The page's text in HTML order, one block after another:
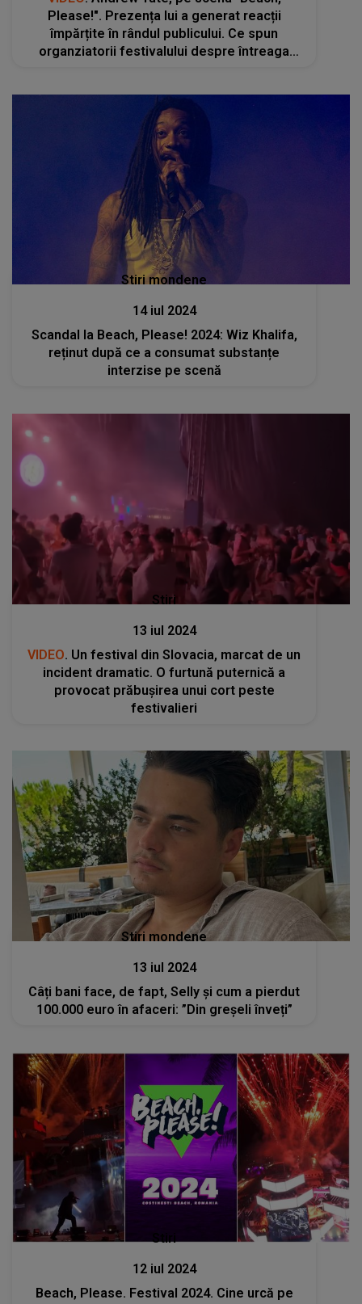
Please!". Prezența lui a generat reacții
împărțite în rândul publicului. Ce spun
organziatorii festivalului despre întreaga
Stiri mondene
14 iul 2024
Scandal la Beach, Please! 2024: Wiz Khalifa,
reținut după ce a consumat substanțe
interzise pe scenă
Stiri
13 iul 2024
VIDEO. Un festival din Slovacia, marcat de un
incident dramatic. O furtună puternică a
provocat prăbușirea unui cort peste
festivalieri
Stiri mondene
13 iul 2024
Câți bani face, de fapt, Selly și cum a pierdut
100.000 euro în afaceri: ”Din greșeli înveți”
Stiri
12 iul 2024
Beach, Please. Festival 2024. Cine urcă pe